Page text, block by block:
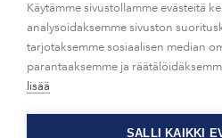
UUTISHUONE
Käytämme sivustollamme evästeitä
analysoidaksemme sivuston
tarjotaksemme sosiaalisen median
parantaaksemme ja
lisää
SALLI KAIKKI